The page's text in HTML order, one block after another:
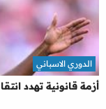
أزمة قانونية تهدد
الدوري الاسباني